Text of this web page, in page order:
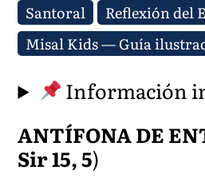
Santoral
Reflexión del
Misal Kids — Guía
Información
ANTÍFONA DE
Sir 15, 5)